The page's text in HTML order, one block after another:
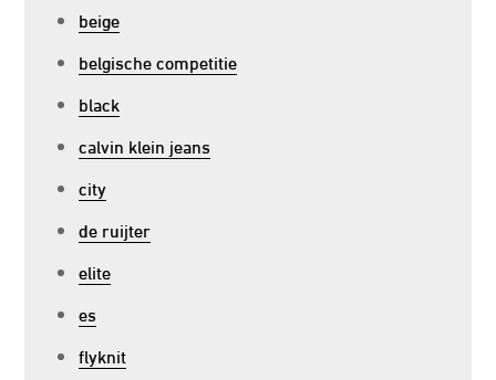
beige
belgische competitie
black
calvin klein jeans
city
de ruijter
elite
es
flyknit